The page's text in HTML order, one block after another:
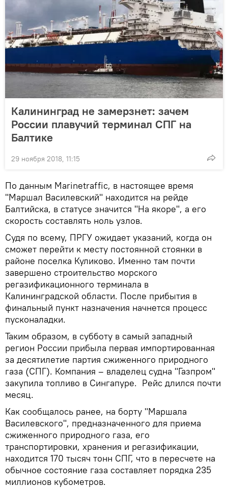
Калининград не замерзнет: зачем
России плавучий терминал СПГ на
Балтике
29 ноября 2018, 11:15
По данным Marinetraffic, в настоящее время
"Маршал Василевский" находится на рейде
Балтийска, в статусе значится "На якоре", а его
скорость составлять ноль узлов.
Судя по всему, ПРГУ ожидает указаний, когда он
сможет перейти к месту постоянной стоянки в
районе поселка Куликово. Именно там почти
завершено строительство морского
регазификационного терминала в
Калининградской области. После прибытия в
финальный пункт назначения начнется процесс
пусконаладки.
Таким образом, в субботу в самый западный
регион России прибыла первая импортированная
за десятилетие партия сжиженного природного
газа (СПГ). Компания – владелец судна "Газпром"
закупила топливо в Сингапуре. Рейс длился почти
месяц.
Как сообщалось ранее, на борту "Маршала
Василевского", предназначенного для приема
сжиженного природного газа, его
транспортировки, хранения и регазификации,
находится 170 тысяч тонн СПГ, что в пересчете на
обычное состояние газа составляет порядка 235
миллионов кубометров.